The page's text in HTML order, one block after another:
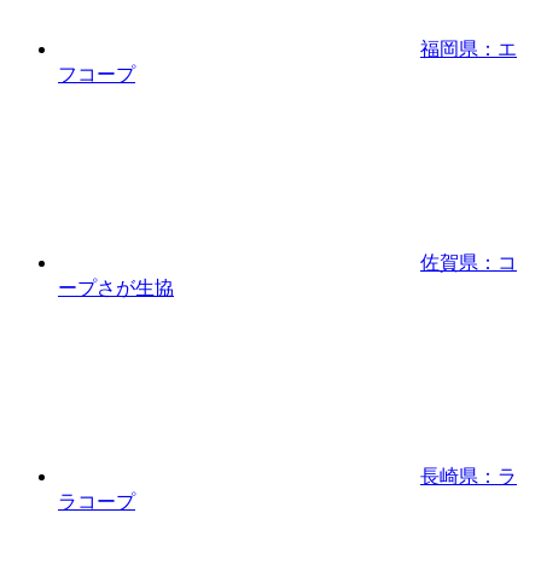
福岡県：エ
フコープ
佐賀県：コ
ープさが生協
長崎県：ラ
ラコープ